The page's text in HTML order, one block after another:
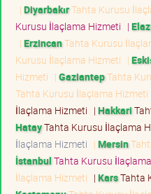
| DiyarbakırTahta Kurusu
Kurusu İlaçlama Hizmeti |
| ErzincanTahta Kurusu
Kurusu İlaçlama Hizmeti |
Hizmeti | GaziantepTahta
Tahta Kurusu İlaçlama Hizmeti
İlaçlama Hizmeti | Hakkari
HatayTahta Kurusu İlaçlama
İlaçlama Hizmeti | Mersin
İstanbulTahta Kurusu
İlaçlama Hizmeti | KarsTahta